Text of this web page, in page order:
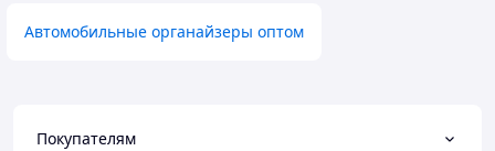
Автомобильные органайзеры оптом
Покупателям